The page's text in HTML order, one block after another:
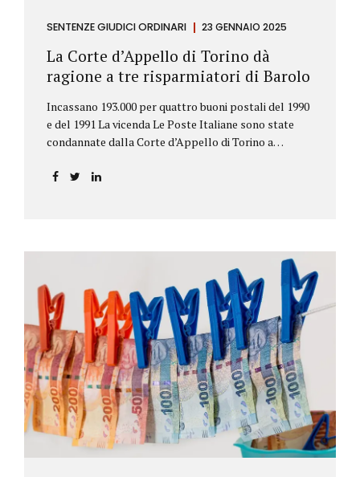
SENTENZE GIUDICI ORDINARI 23 GENNAIO 2025
La Corte d’Appello di Torino dà
ragione a tre risparmiatori di Barolo
Incassano 193.000 per quattro buoni postali del 1990
e del 1991 La vicenda Le Poste Italiane sono state
condannate dalla Corte d’Appello di Torino a
per oltre 193.000,00 euro: la sentenza ribalta la
causa di una modifica dei rendimenti risalente al 1986,
precedente alla loro sottoscrizione, e di un timbro
che Poste aveva messo sopra la tabella, la quale
riportava un generico...